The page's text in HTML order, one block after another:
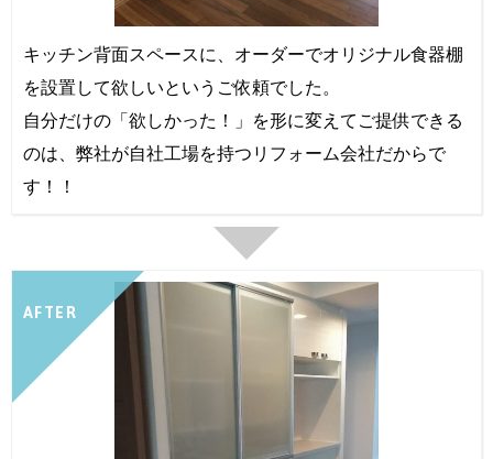
キッチン背面スペースに、オーダーでオリジナル食器棚
を設置して欲しいというご依頼でした。
自分だけの「欲しかった！」を形に変えてご提供できる
のは、弊社が自社工場を持つリフォーム会社だからで
す！！
AFTER